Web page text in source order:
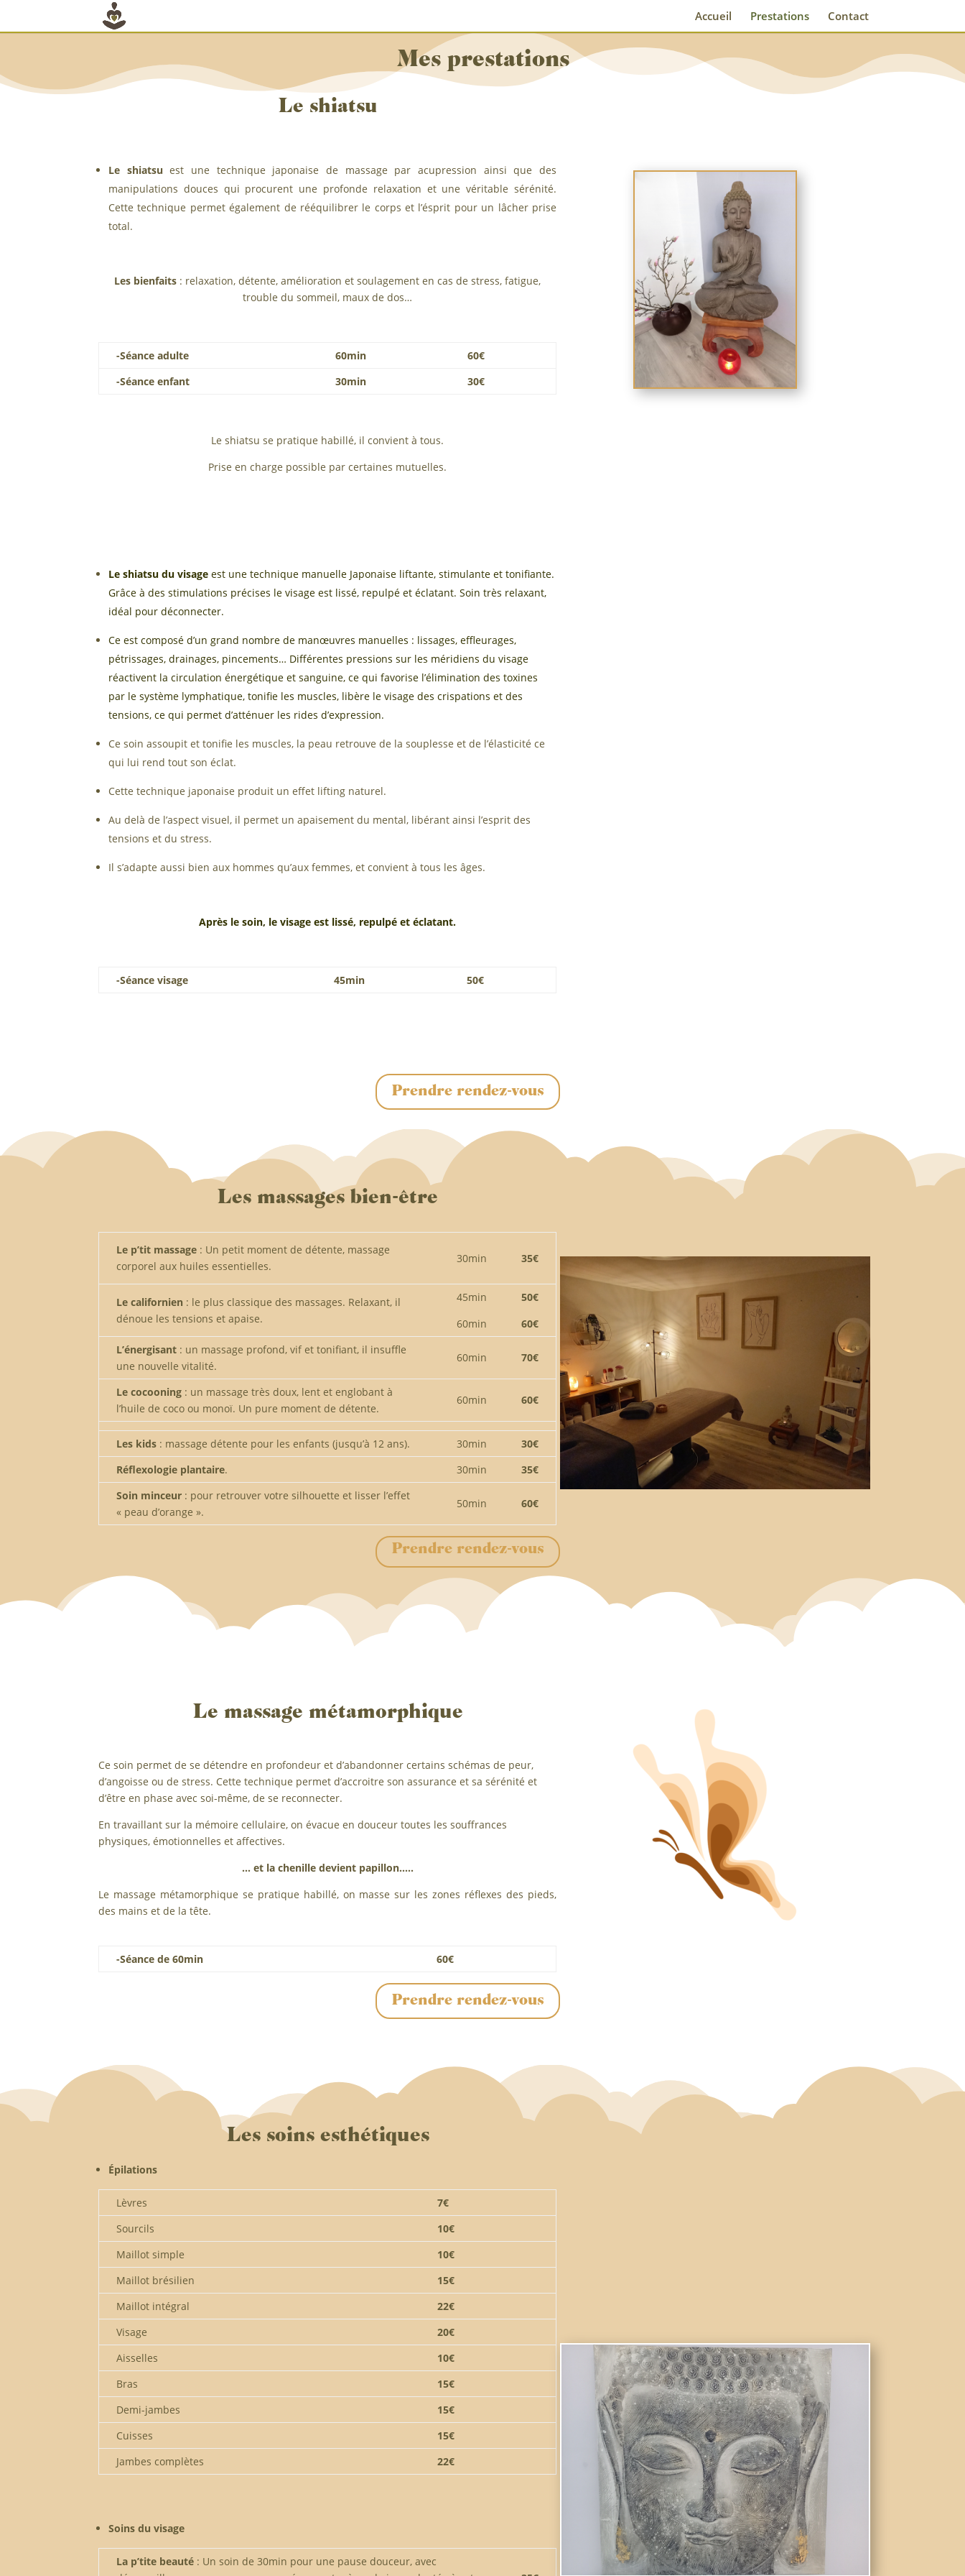
Accueil Prestations Contact
Mes prestations
Le shiatsu
Le shiatsu est une technique japonaise de massage par acupression ainsi que des
manipulations douces qui procurent une profonde relaxation et une véritable sérénité.
Cette technique permet également de rééquilibrer le corps et l’ésprit pour un lâcher prise
total.
Les bienfaits : relaxation, détente, amélioration et soulagement en cas de stress, fatigue,
trouble du sommeil, maux de dos…
-Séance adulte 60min
60€
-Séance enfant
30min 30€
Le shiatsu se pratique habillé, il convient à tous.
Prise en charge possible par certaines mutuelles.
Le shiatsu du visage est une technique manuelle Japonaise liftante, stimulante et tonifiante.
Grâce à des stimulations précises le visage est lissé, repulpé et éclatant. Soin très relaxant,
idéal pour déconnecter.
Ce est composé d’un grand nombre de manœuvres manuelles : lissages, effleurages,
pétrissages, drainages, pincements… Différentes pressions sur les méridiens du visage
réactivent la circulation énergétique et sanguine, ce qui favorise l’élimination des toxines
par le système lymphatique, tonifie les muscles, libère le visage des crispations et des
tensions, ce qui permet d’atténuer les rides d’expression.
Ce soin assoupit et tonifie les muscles, la peau retrouve de la souplesse et de l’élasticité ce
qui lui rend tout son éclat.
Cette technique japonaise produit un effet lifting naturel.
Au delà de l’aspect visuel, il permet un apaisement du mental, libérant ainsi l’esprit des
tensions et du stress.
Il s’adapte aussi bien aux hommes qu’aux femmes, et convient à tous les âges.
Après le soin, le visage est lissé, repulpé et éclatant.
-Séance visage 45min 50€
Prendre rendez-vous
Les massages bien-être
Le p’tit massage : Un petit moment de détente, massage
corporel aux huiles essentielles.
30min 35€
Le californien : le plus classique des massages. Relaxant, il
dénoue les tensions et apaise.
45min
60min
50€
60€
L’énergisant : un massage profond, vif et tonifiant, il insuffle
une nouvelle vitalité.
60min 70€
Le cocooning : un massage très doux, lent et englobant à
l’huile de coco ou monoï. Un pure moment de détente.
60min 60€
Les kids : massage détente pour les enfants (jusqu’à 12 ans). 30min
30€
Réflexologie plantaire. 30min
35€
Soin minceur : pour retrouver votre silhouette et lisser l’effet
« peau d’orange ».
50min 60€
Prendre rendez-vous
Le massage métamorphique
Ce soin permet de se détendre en profondeur et d’abandonner certains schémas de peur,
d’angoisse ou de stress. Cette technique permet d’accroitre son assurance et sa sérénité et
d’être en phase avec soi-même, de se reconnecter.
En travaillant sur la mémoire cellulaire, on évacue en douceur toutes les souffrances
physiques, émotionnelles et affectives.
… et la chenille devient papillon…..
Le massage métamorphique se pratique habillé, on masse sur les zones réflexes des pieds,
des mains et de la tête.
-Séance de 60min 60€
Prendre rendez-vous
Les soins esthétiques
Épilations
Lèvres
7€
Sourcils
10€
Maillot simple
10€
Maillot brésilien
15€
Maillot intégral
22€
Visage
20€
Aisselles
10€
Bras
15€
Demi-jambes
15€
Cuisses
15€
Jambes complètes
22€
Soins du visage
La p’tite beauté : Un soin de 30min pour une pause douceur, avec